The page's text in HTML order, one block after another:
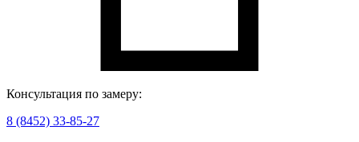
Консультация по замеру:
8 (8452) 33-85-27